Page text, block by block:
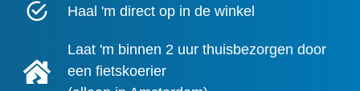
Haal 'm direct op in de winkel
Laat 'm binnen 2 uur thuisbezorgen door
een fietskoerier